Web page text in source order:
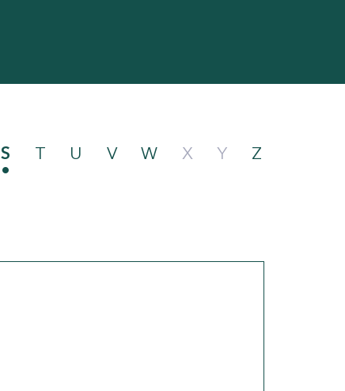
S T U V W X Y Z